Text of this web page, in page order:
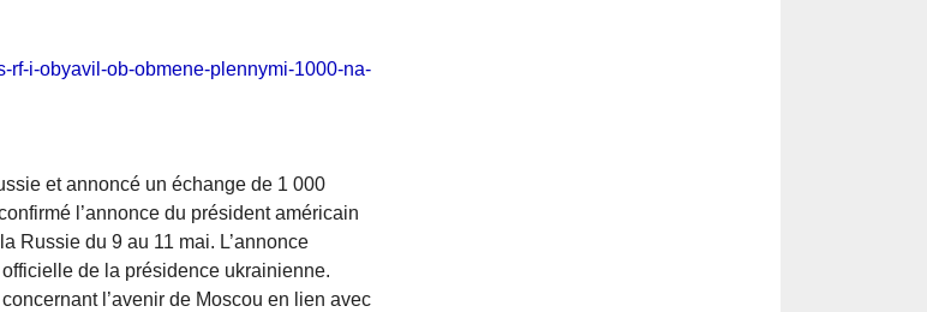
rf-i-obyavil-ob-obmene-plennymi-1000-na-
et annoncé un échange de 1 000
l’annonce du président américain
Russie du 9 au 11 mai. L’annonce
de la présidence ukrainienne.
l’avenir de Moscou en lien avec